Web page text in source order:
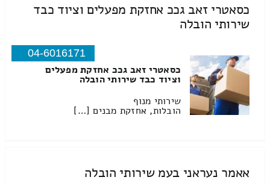
כסאטרי זאב גככ אחזקת מפעלים וציוד כבד
שירותי הובלה
04-6016171
כסאטרי זאב גככ אחזקת מפעלים
וציוד כבד שירותי הובלה
שירותי מנוף
הובלות, אחזקת מבנים […]
אאמר נעראני בעמ שירותי הובלה